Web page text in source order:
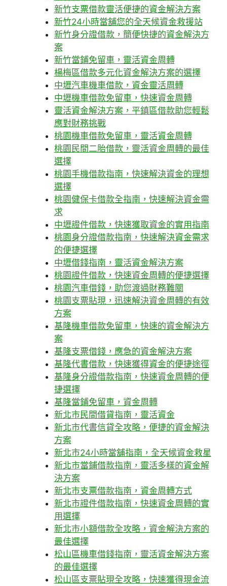
新竹支票借款靈活便捷的資金解決方案
新竹24小時當舖您的全天候資金救援站
新竹身分證借款，簡便快捷的資金解決方
案
新竹當鋪免留車，靈活資金周轉
楊梅區借款多元化資金解決方案的選擇
中壢汽車機車借款，資金靈活周轉
中壢機車借款免留車，快速資金周轉
靈活資金解決方案，平鎮區借款助您輕鬆
應對財務挑戰
桃園機車借款免留車，靈活資金周轉
桃園民間二胎借款，靈活資金周轉的最佳
選擇
桃園手機借款指南，快速解決資金的理想
選擇
桃園健保卡借款全指南，快速解決資金需
求
中壢證件借款，快速獲取資金的實用指南
桃園身分證借款指南，快速解決資金需求
的便捷選擇
中壢借錢指南，靈活資金解決方案
桃園證件借款，快速資金周轉的便捷選擇
桃園汽車借錢，助您渡過財務難關
桃園支票貼現，迅速解決資金周轉的有效
方案
基隆機車借款免留車，快速的資金解決方
案
基隆支票借錢，應急的資金解決方案
基隆代書借款，快速獲得資金的便捷途徑
基隆身分證借款指南，快速資金周轉的便
捷選擇
基隆當鋪免留車，資金周轉
新北市民間借貸指南，靈活資金
新北市代書信貸全攻略，便捷的資金解決
方案
新北市24小時當舖指南，全天候資金救星
新北市當鋪借款指南，靈活多樣的資金解
決方案
新北市支票借款指南，資金周轉方式
新北市證件借款指南，快速資金周轉的實
用選擇
新北市小額借款全攻略，資金解決方案的
最佳選擇
松山區機車借錢指南，靈活資金解決方案
的最佳選擇
松山區支票貼現全攻略，快速獲得現金流